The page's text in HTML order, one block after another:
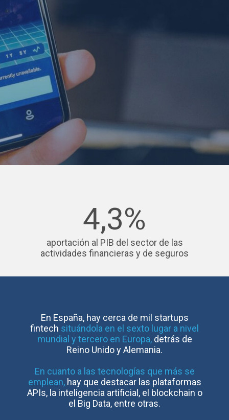
4,3%
aportación al PIB del sector de las
actividades financieras y de seguros
En España, hay cerca de mil startups
fintech situándola en el sexto lugar a nivel
mundial y tercero en Europa,detrás de
Reino Unido y Alemania.
En cuanto a las tecnologías que más se
emplean,hay que destacar las plataformas
APIs, la inteligencia artificial, el blockchain o
el Big Data, entre otras.